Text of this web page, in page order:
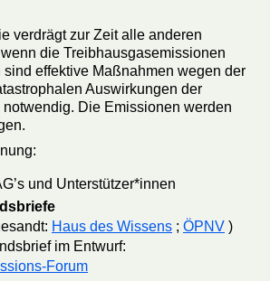
verdrägt zur Zeit alle anderen
die Treibhausgasemissionen
effektive Maßnahmen wegen der
Auswirkungen der
Die Emissionen werden
und Unterstützer*innen
Haus des Wissens ; ÖPNV )
im Entwurf:
Forum